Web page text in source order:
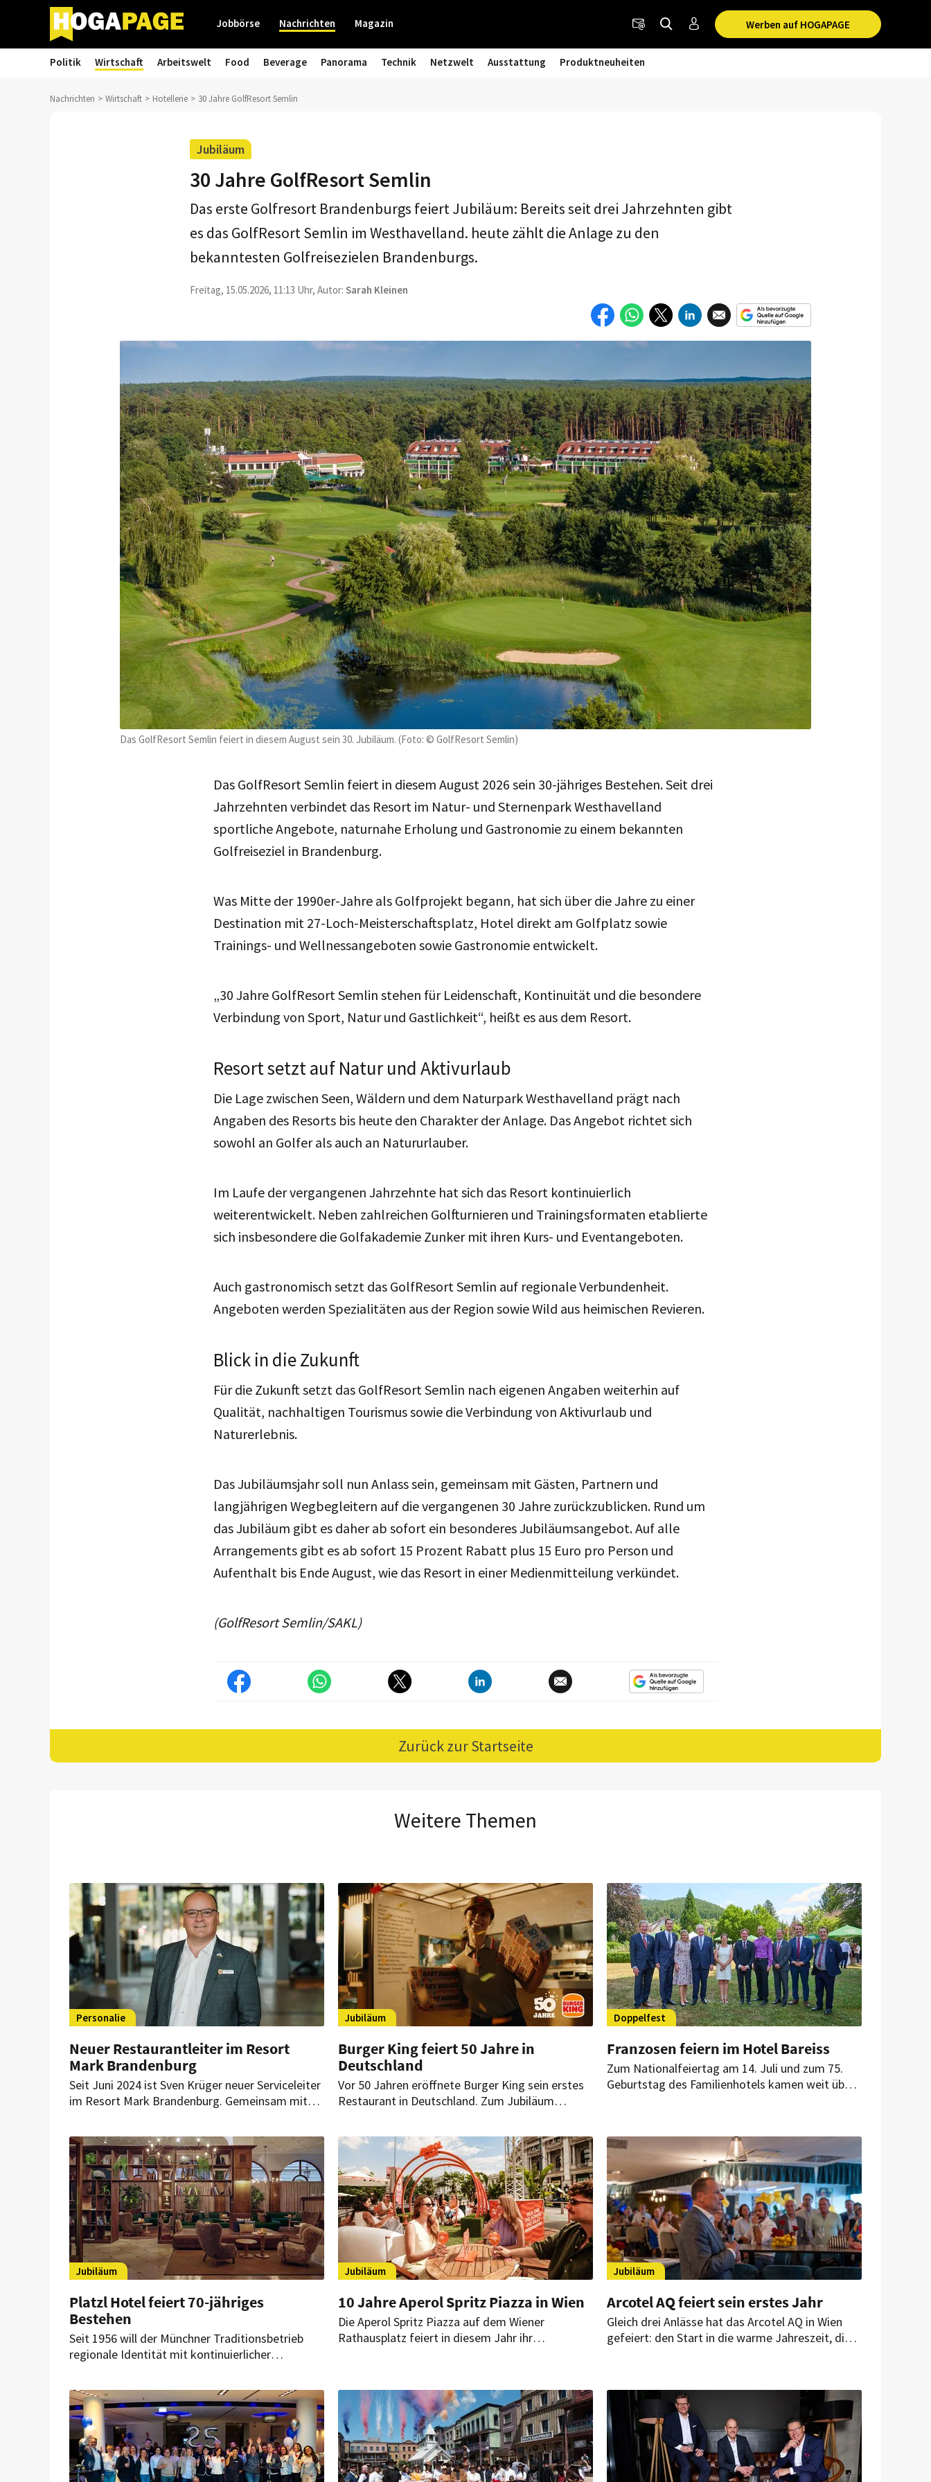
Werben auf HOGAPAGE
Jobbörse Nachrichten Magazin
Politik Wirtschaft Arbeitswelt Food Beverage Panorama Technik Netzwelt Ausstattung Produktneuheiten
Nachrichten Wirtschaft Hotellerie 30 Jahre GolfResort Semlin
Jubiläum
30 Jahre GolfResort Semlin
Das GolfResort Semlin feiert in diesem August sein 30. Jubiläum. (Foto: © GolfResort Semlin)
Das erste Golfresort Brandenburgs feiert Jubiläum: Bereits seit drei Jahrzehnten gibt
es das GolfResort Semlin im Westhavelland. heute zählt die Anlage zu den
bekanntesten Golfreisezielen Brandenburgs.
Freitag, 15.05.2026, 11:13 Uhr, Autor: Sarah Kleinen
Das GolfResort Semlin feiert in diesem August 2026 sein 30-jähriges Bestehen. Seit drei
Jahrzehnten verbindet das Resort im Natur- und Sternenpark Westhavelland
sportliche Angebote, naturnahe Erholung und Gastronomie zu einem bekannten
Golfreiseziel in Brandenburg.
Was Mitte der 1990er-Jahre als Golfprojekt begann, hat sich über die Jahre zu einer
Destination mit 27-Loch-Meisterschaftsplatz, Hotel direkt am Golfplatz sowie
Trainings- und Wellnessangeboten sowie Gastronomie entwickelt.
„30 Jahre GolfResort Semlin stehen für Leidenschaft, Kontinuität und die besondere
Verbindung von Sport, Natur und Gastlichkeit“, heißt es aus dem Resort.
Resort setzt auf Natur und Aktivurlaub
Die Lage zwischen Seen, Wäldern und dem Naturpark Westhavelland prägt nach
Angaben des Resorts bis heute den Charakter der Anlage. Das Angebot richtet sich
sowohl an Golfer als auch an Natururlauber.
Im Laufe der vergangenen Jahrzehnte hat sich das Resort kontinuierlich
weiterentwickelt. Neben zahlreichen Golfturnieren und Trainingsformaten etablierte
sich insbesondere die Golfakademie Zunker mit ihren Kurs- und Eventangeboten.
Auch gastronomisch setzt das GolfResort Semlin auf regionale Verbundenheit.
Angeboten werden Spezialitäten aus der Region sowie Wild aus heimischen Revieren.
Blick in die Zukunft
Für die Zukunft setzt das GolfResort Semlin nach eigenen Angaben weiterhin auf
Qualität, nachhaltigen Tourismus sowie die Verbindung von Aktivurlaub und
Naturerlebnis.
Das Jubiläumsjahr soll nun Anlass sein, gemeinsam mit Gästen, Partnern und
langjährigen Wegbegleitern auf die vergangenen 30 Jahre zurückzublicken. Rund um
das Jubiläum gibt es daher ab sofort ein besonderes Jubiläumsangebot.Auf alle
Arrangements gibt es ab sofort 15 Prozent Rabatt plus 15 Euro pro Person und
Aufenthalt bis Ende August, wie das Resort in einer Medienmitteilung verkündet.
(GolfResort Semlin/SAKL)
Zurück zur Startseite
Weitere Themen
Personalie
Neuer Restaurantleiter im Resort
Mark Brandenburg
Seit Juni 2024 ist Sven Krüger neuer Serviceleiter
im Resort Mark Brandenburg. Gemeinsam mit
ein großes Ziel fest im Blick.
Jubiläum
Burger King feiert 50 Jahre in
Deutschland
Vor 50 Jahren eröffnete Burger King sein erstes
Restaurant in Deutschland. Zum Jubiläum
mit limitierten Angeboten und einer
Gewinnchance.
Doppelfest
Franzosen feiern im Hotel Bareiss
Zum Nationalfeiertag am 14. Juli und zum 75.
Geburtstag des Familienhotels kamen weit über
Jubiläum
Platzl Hotel feiert 70-jähriges
Bestehen
Seit 1956 will der Münchner Traditionsbetrieb
regionale Identität mit kontinuierlicher
Modernisierungen und der Ausbau des
gastronomischen Angebots prägen seine
Geschichte.
Jubiläum
10 Jahre Aperol Spritz Piazza in Wien
Die Aperol Spritz Piazza auf dem Wiener
Rathausplatz feiert in diesem Jahr ihr
präsentiert sich nun in neuem Design.
Jubiläum
Arcotel AQ feiert sein erstes Jahr
Gleich drei Anlässe hat das Arcotel AQ in Wien
gefeiert: den Start in die warme Jahreszeit, die